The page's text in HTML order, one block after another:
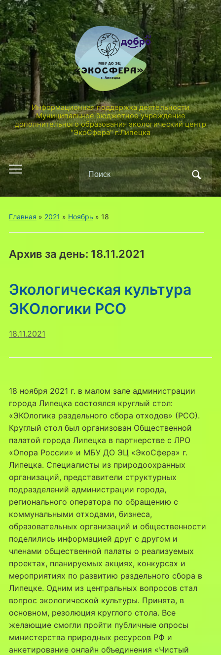
Информационная поддержка деятельности
Муниципальное бюджетное учреждение
дополнительного образования экологический центр
"ЭкоСфера" г.Липецка
Переключить
мобильное
меню
Поиск
по:
Главная » 2021 » Ноябрь » 18
Архив за день: 18.11.2021
Экологическая культура
ЭКОлогики РСО
18.11.2021
18 ноября 2021 г. в малом зале администрации
города Липецка состоялся круглый стол:
«ЭКОлогика раздельного сбора отходов» (РСО).
Круглый стол был организован Общественной
палатой города Липецка в партнерстве с ЛРО
«Опора России» и МБУ ДО ЭЦ «ЭкоСфера» г.
Липецка. Специалисты из природоохранных
организаций, представители структурных
подразделений администрации города,
регионального оператора по обращению с
коммунальными отходами, бизнеса,
образовательных организаций и общественности
поделились информацией друг c другом и
членами общественной палаты о реализуемых
проектах, планируемых акциях, конкурсах и
мероприятиях по развитию раздельного сбора в
Липецке. Одним из центральных вопросов стал
вопрос экологической культуры. Принята, в
основном, резолюция круглого стола. Все
желающие смогли пройти публичные опросы
министерства природных ресурсов РФ и
анкетирование онлайн объединения «Чистый